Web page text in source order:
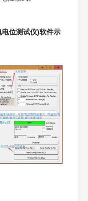
位测试仪)软件示